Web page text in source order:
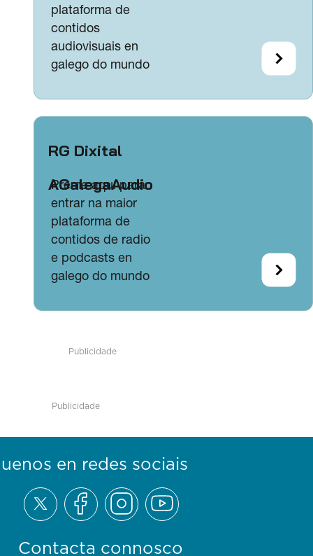
plataforma de
contidos
audiovisuais en
galego do mundo
RG Dixital
AGalegaAudio
Preme aquí para
entrar na maior
plataforma de
contidos de radio
e podcasts en
galego do mundo
Publicidade
Publicidade
Contacta connosco
en redes sociais